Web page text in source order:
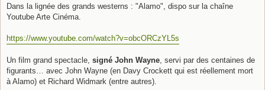
s
a
Dans la lignée des grands westerns : "Alamo", dispo sur la chaîne
Youtube Arte Cinéma.
https://www.youtube.com/watch?v=obcORCzYL5s
Un film grand spectacle, signé John Wayne , servi par des centaines de
figurants… avec John Wayne (en Davy Crockett qui est réellement mort
à Alamo) et Richard Widmark (entre autres).